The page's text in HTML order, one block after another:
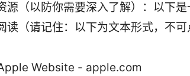
源（以防你需要深入了解）：以下
读（请记住：以下为文本形式，不
Website - apple.com